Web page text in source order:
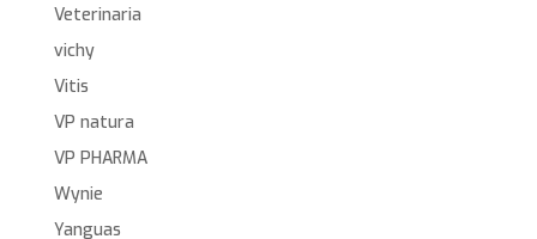
Veterinaria
vichy
Vitis
VP natura
VP PHARMA
Wynie
Yanguas